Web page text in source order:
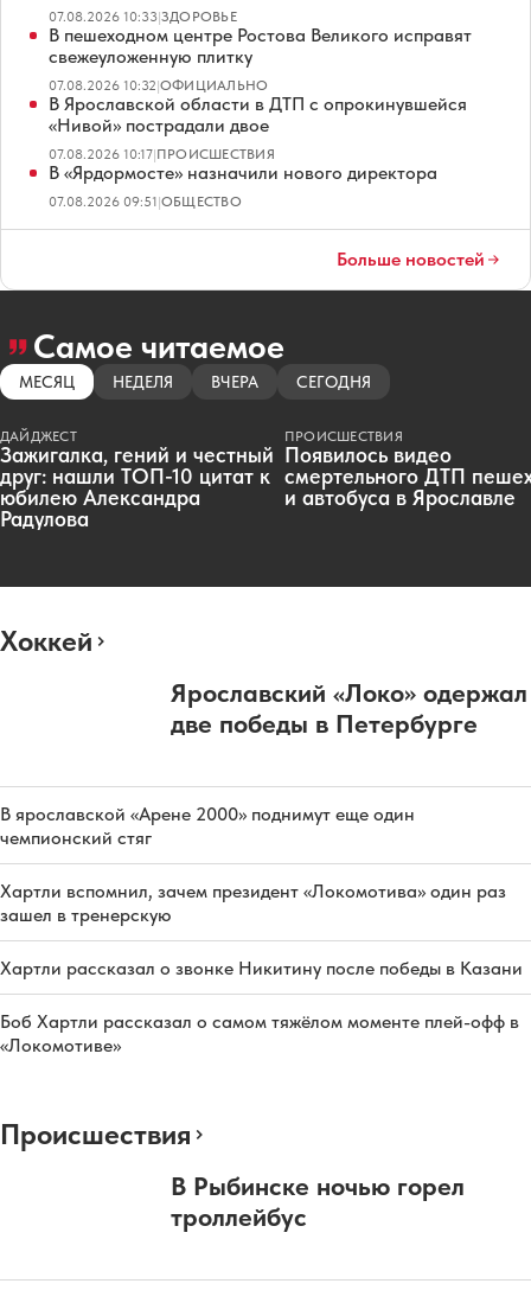
07.08.2026 10:33|ЗДОРОВЬЕ
В пешеходном центре Ростова Великого исправят
свежеуложенную плитку
07.08.2026 10:32|ОФИЦИАЛЬНО
В Ярославской области в ДТП с опрокинувшейся
«Нивой» пострадали двое
07.08.2026 10:17|ПРОИСШЕСТВИЯ
В «Ярдормосте» назначили нового директора
07.08.2026 09:51|ОБЩЕСТВО
Больше новостей
Самое читаемое
МЕСЯЦ НЕДЕЛЯ ВЧЕРА СЕГОДНЯ
ДАЙДЖЕСТ
Зажигалка, гений и честный
друг: нашли ТОП-10 цитат к
юбилею Александра
Радулова
ПРОИСШЕСТВИЯ
Появилось видео
смертельного ДТП
и автобуса в Ярославле
Хоккей
Ярославский «Локо» одержал
две победы в Петербурге
В ярославской «Арене 2000» поднимут еще один
чемпионский стяг
Хартли вспомнил, зачем президент «Локомотива» один раз
зашел в тренерскую
Хартли рассказал о звонке Никитину после победы в Казани
Боб Хартли рассказал о самом тяжёлом моменте плей-офф в
«Локомотиве»
Происшествия
В Рыбинске ночью горел
троллейбус